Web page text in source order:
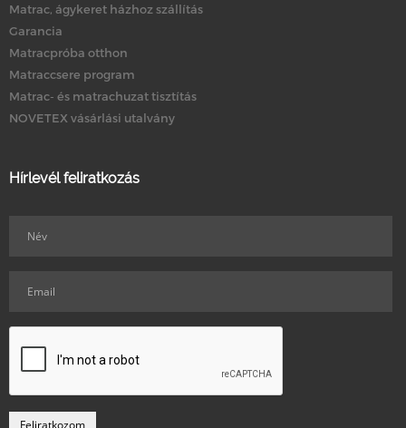
Matrac, ágykeret házhoz szállítás
Garancia
Matracpróba otthon
Matraccsere program
Matrac- és matrachuzat tisztítás
NOVETEX vásárlási utalvány
Hírlevél feliratkozás